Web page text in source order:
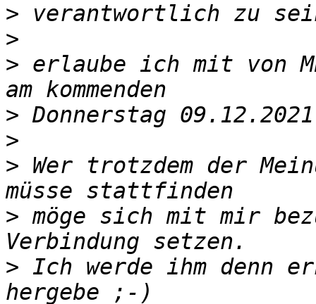
>
>
> erlaube ich mit von
>
>
> Wer trotzdem der
> möge sich mit mir
> Ich werde ihm denn